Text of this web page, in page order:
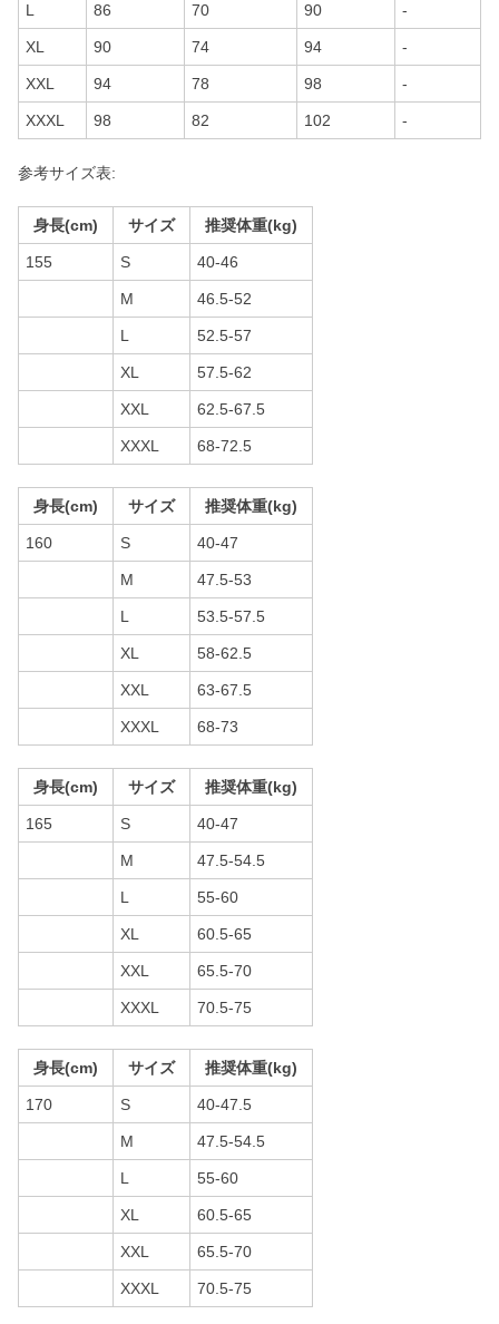
L 86 70 90 -
XL 90 74 94 -
XXL 94 78 98 -
XXXL 98 82 102 -
参考サイズ表:
身長(cm) サイズ 推奨体重(kg)
155 S 40-46
M 46.5-52
L 52.5-57
XL 57.5-62
XXL 62.5-67.5
XXXL 68-72.5
身長(cm) サイズ 推奨体重(kg)
160 S 40-47
M 47.5-53
L 53.5-57.5
XL 58-62.5
XXL 63-67.5
XXXL 68-73
身長(cm) サイズ 推奨体重(kg)
165 S 40-47
M 47.5-54.5
L 55-60
XL 60.5-65
XXL 65.5-70
XXXL 70.5-75
身長(cm) サイズ 推奨体重(kg)
170 S 40-47.5
M 47.5-54.5
L 55-60
XL 60.5-65
XXL 65.5-70
XXXL 70.5-75